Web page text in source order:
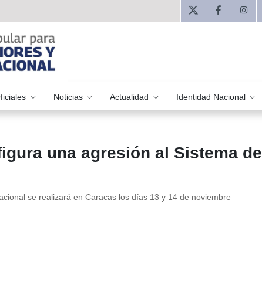
Noticias Actualidad Identidad Nacional
una agresión al Sistema de
se realizará en Caracas los días 13 y 14 de noviembre